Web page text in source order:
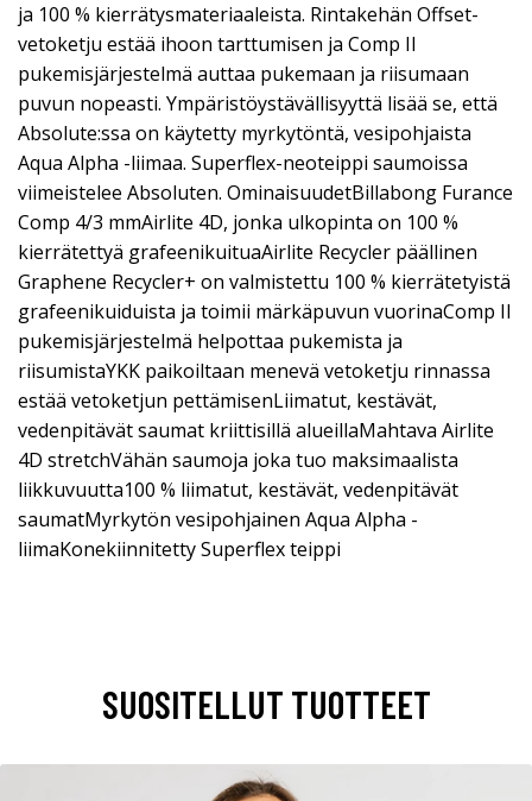
ja 100 % kierrätysmateriaaleista. Rintakehän Offset-
vetoketju estää ihoon tarttumisen ja Comp II
pukemisjärjestelmä auttaa pukemaan ja riisumaan
puvun nopeasti. Ympäristöystävällisyyttä lisää se, että
Absolute:ssa on käytetty myrkytöntä, vesipohjaista
Aqua Alpha -liimaa. Superflex-neoteippi saumoissa
viimeistelee Absoluten. OminaisuudetBillabong Furance
Comp 4/3 mmAirlite 4D, jonka ulkopinta on 100 %
kierrätettyä grafeenikuituaAirlite Recycler päällinen
Graphene Recycler+ on valmistettu 100 % kierrätetyistä
grafeenikuiduista ja toimii märkäpuvun vuorinaComp II
pukemisjärjestelmä helpottaa pukemista ja
riisumistaYKK paikoiltaan menevä vetoketju rinnassa
estää vetoketjun pettämisenLiimatut, kestävät,
vedenpitävät saumat kriittisillä alueillaMahtava Airlite
4D stretchVähän saumoja joka tuo maksimaalista
liikkuvuutta100 % liimatut, kestävät, vedenpitävät
saumatMyrkytön vesipohjainen Aqua Alpha -
liimaKonekiinnitetty Superflex teippi
SUOSITELLUT TUOTTEET